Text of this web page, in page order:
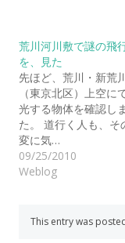
荒川河川敷で謎の飛
を、見た
先ほど、荒川・新荒
（東京北区）上空に
光する物体を確認し
た。 道行く人も、そ
変に気…
09/25/2010
Weblog
This entry was